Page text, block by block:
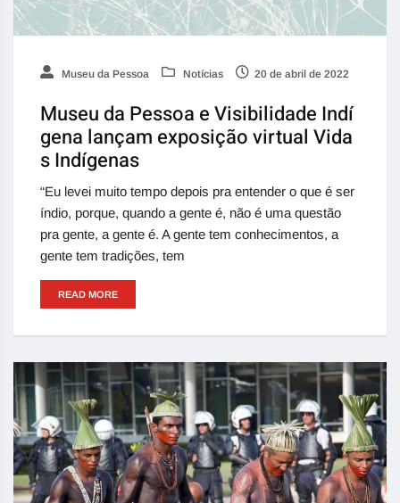
Museu da Pessoa Notícias 20 de abril de 2022
Museu da Pessoa e Visibilidade Indí
gena lançam exposição virtual Vida
s Indígenas
“Eu levei muito tempo depois pra entender o que é ser
índio, porque, quando a gente é, não é uma questão
pra gente, a gente é. A gente tem conhecimentos, a
gente tem tradições, tem
READ MORE